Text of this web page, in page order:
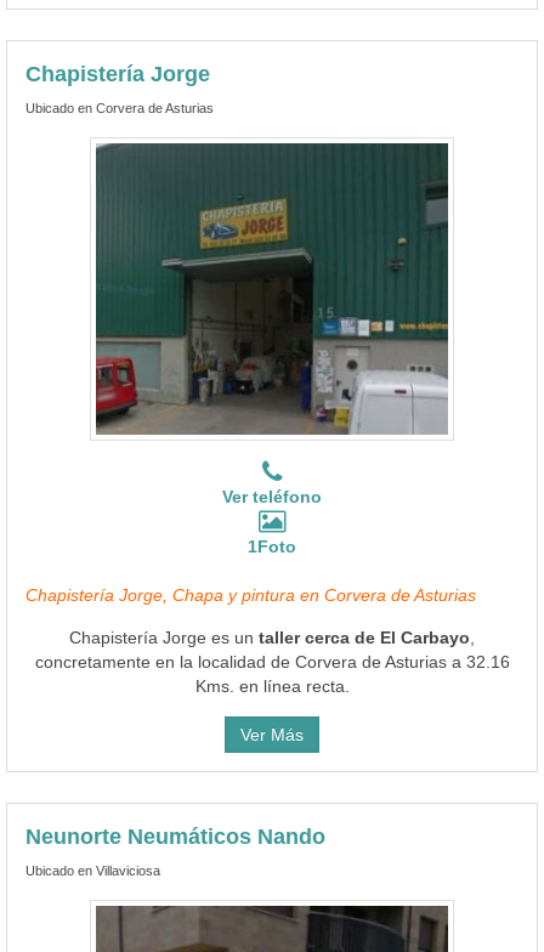
Chapistería Jorge
Ubicado en Corvera de Asturias
Ver teléfono
1Foto
Chapistería Jorge, Chapa y pintura en Corvera de Asturias
Chapistería Jorge es un taller cerca de El Carbayo
concretamente en la localidad de Corvera de Asturias a 32.16
Kms. en línea recta.
Ver Más
Neunorte Neumáticos Nando
Ubicado en Villaviciosa